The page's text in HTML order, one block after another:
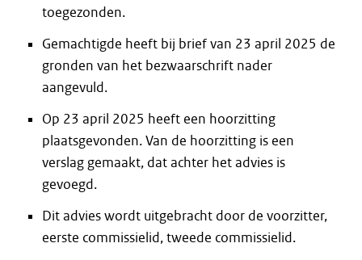
toegezonden.
Gemachtigde heeft bij brief van 23 april 2025 de
gronden van het bezwaarschrift nader
aangevuld.
Op 23 april 2025 heeft een hoorzitting
plaatsgevonden. Van de hoorzitting is een
verslag gemaakt, dat achter het advies is
gevoegd.
Dit advies wordt uitgebracht door de voorzitter,
eerste commissielid, tweede commissielid.